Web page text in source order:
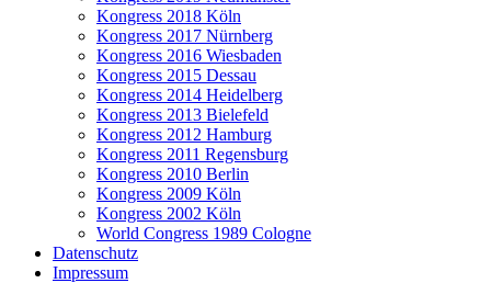
Kongress 2018 Köln
Kongress 2017 Nürnberg
Kongress 2016 Wiesbaden
Kongress 2015 Dessau
Kongress 2014 Heidelberg
Kongress 2013 Bielefeld
Kongress 2012 Hamburg
Kongress 2011 Regensburg
Kongress 2010 Berlin
Kongress 2009 Köln
Kongress 2002 Köln
World Congress 1989 Cologne
Datenschutz
Impressum